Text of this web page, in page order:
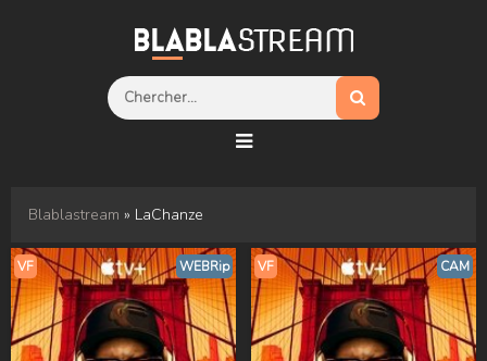
Blablastream » LaChanze
VF WEBRip VF CAM